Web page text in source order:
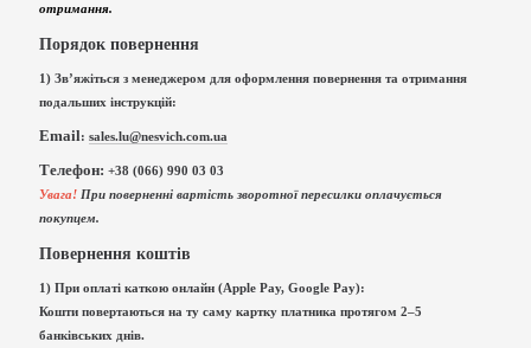
отримання.
Порядок повернення
1) Зв’яжіться з менеджером для оформлення повернення та отримання
подальших інструкцій:
Email: sales.lu@nesvich.com.ua
Телефон: +38 (066) 990 03 03
Увага! При поверненні вартість зворотної пересилки оплачується
покупцем.
Повернення коштів
1) При оплаті каткою онлайн (Apple Pay, Google Pay):
Кошти повертаються на ту саму картку платника протягом 2–5
банківських днів.